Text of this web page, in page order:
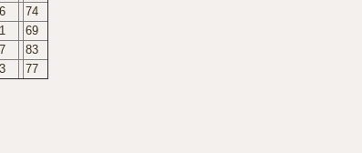
74
69
83
77